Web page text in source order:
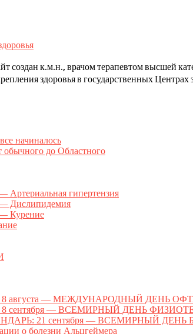
создан к.м.н., врачом терапевтом высшей
здоровья в государственных
начиналось
обычного до Областного
гипертензия
Дислипидемия
Курение
8 августа — МЕЖДУНАРОДНЫЙ ДЕНЬ
8 сентября — ВСЕМИРНЫЙ ДЕНЬ
21 сентября — ВСЕМИРНЫЙ ДЕНЬ
о болезни Альцгеймера